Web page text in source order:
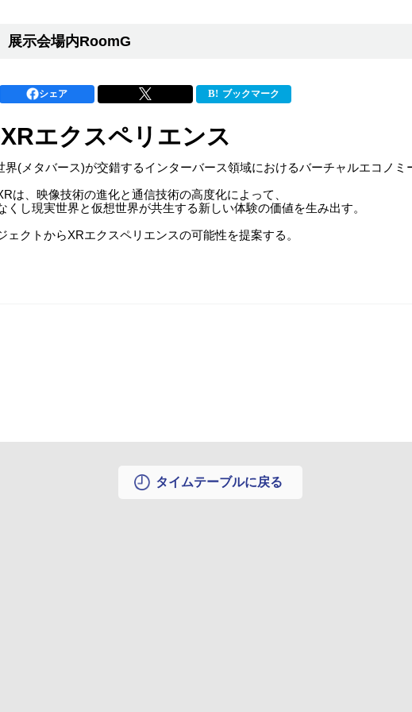
展示会場内RoomG
シェア ブックマーク
エクスペリエンス
(メタバース)が交錯するインターバース領域におけるバーチャルエコノミ
は、映像技術の進化と通信技術の高度化によって、
し現実世界と仮想世界が共生する新しい体験の価値を生み出す。
クトからXRエクスペリエンスの可能性を提案する。
タイムテーブルに戻る